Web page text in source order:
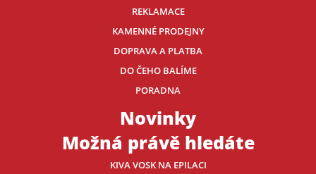
REKLAMACE
KAMENNÉ PRODEJNY
DOPRAVA A PLATBA
DO ČEHO BALÍME
PORADNA
Novinky
Možná právě hledáte
KIVA VOSK NA EPILACI